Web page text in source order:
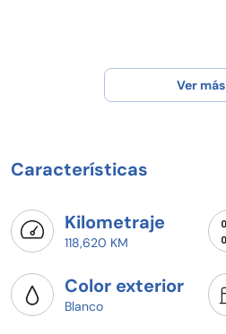
Ver más
Características
Kilometraje
118,620 KM
Color exterior
Blanco